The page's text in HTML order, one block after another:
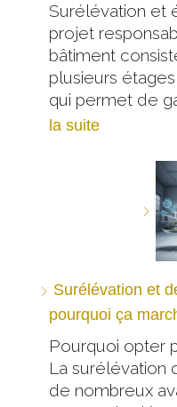
Surélévation et
projet
bâtiment
plusieurs
qui permet de
la suite
Surélévation et
pourquoi ça
Pourquoi opter
La surélévation
de nombreux